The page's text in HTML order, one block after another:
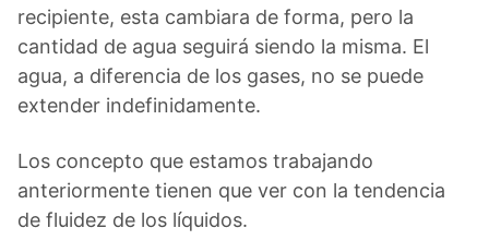
recipiente, esta cambiara de forma, pero la
cantidad de agua seguirá siendo la misma. El
agua, a diferencia de los gases, no se puede
extender indefinidamente.
Los concepto que estamos trabajando
anteriormente tienen que ver con la tendencia
de fluidez de los líquidos.